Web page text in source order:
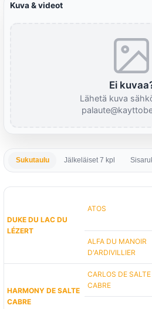
Kuva & videot
Ei
Lähetä kuva
Sukutaulu Jälkeläiset 7 kpl
DUKE DU LAC DU
LÉZERT
ATOS
ALFA DU MANOIR
D'ARDIVILLIER
HARMONY DE SALTE
CABRE
CARLOS DE SALTE
CABRE